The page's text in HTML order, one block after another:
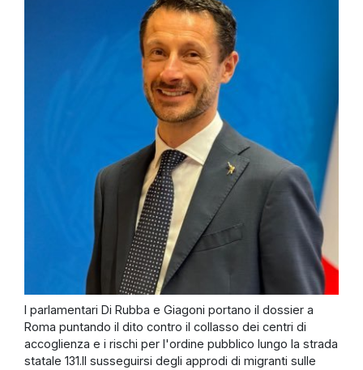
I parlamentari Di Rubba e Giagoni portano il dossier a
Roma puntando il dito contro il collasso dei centri di
accoglienza e i rischi per l'ordine pubblico lungo la strada
statale 131.Il susseguirsi degli approdi di migranti sulle